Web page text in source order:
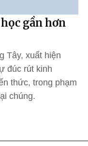
gần hơn
Tây, xuất hiện
đúc rút kinh
thức, trong phạm
chúng.